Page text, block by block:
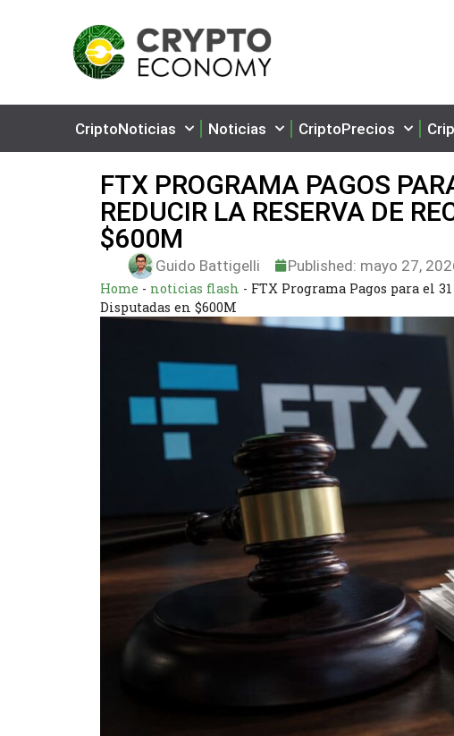
CriptoNoticias Noticias CriptoPrecios
FTX PROGRAMA PAGOS
REDUCIR LA RESERVA DE
$600M
Guido Battigelli Published: mayo 27,
Home - noticias flash - FTX Programa Pagos para el
Disputadas en $600M